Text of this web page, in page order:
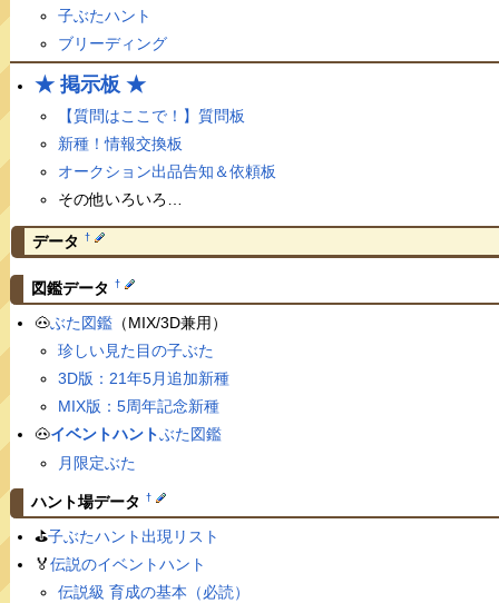
子ぶたハント
ブリーディング
★ 掲示板 ★
【質問はここで！】質問板
新種！情報交換板
オークション出品告知＆依頼板
その他いろいろ…
データ †
図鑑データ †
🐽ぶた図鑑（MIX/3D兼用）
珍しい見た目の子ぶた
3D版：21年5月追加新種
MIX版：5周年記念新種
🐽イベントハントぶた図鑑
月限定ぶた
ハント場データ †
⛳️子ぶたハント出現リスト
🏅伝説のイベントハント
伝説級 育成の基本（必読）